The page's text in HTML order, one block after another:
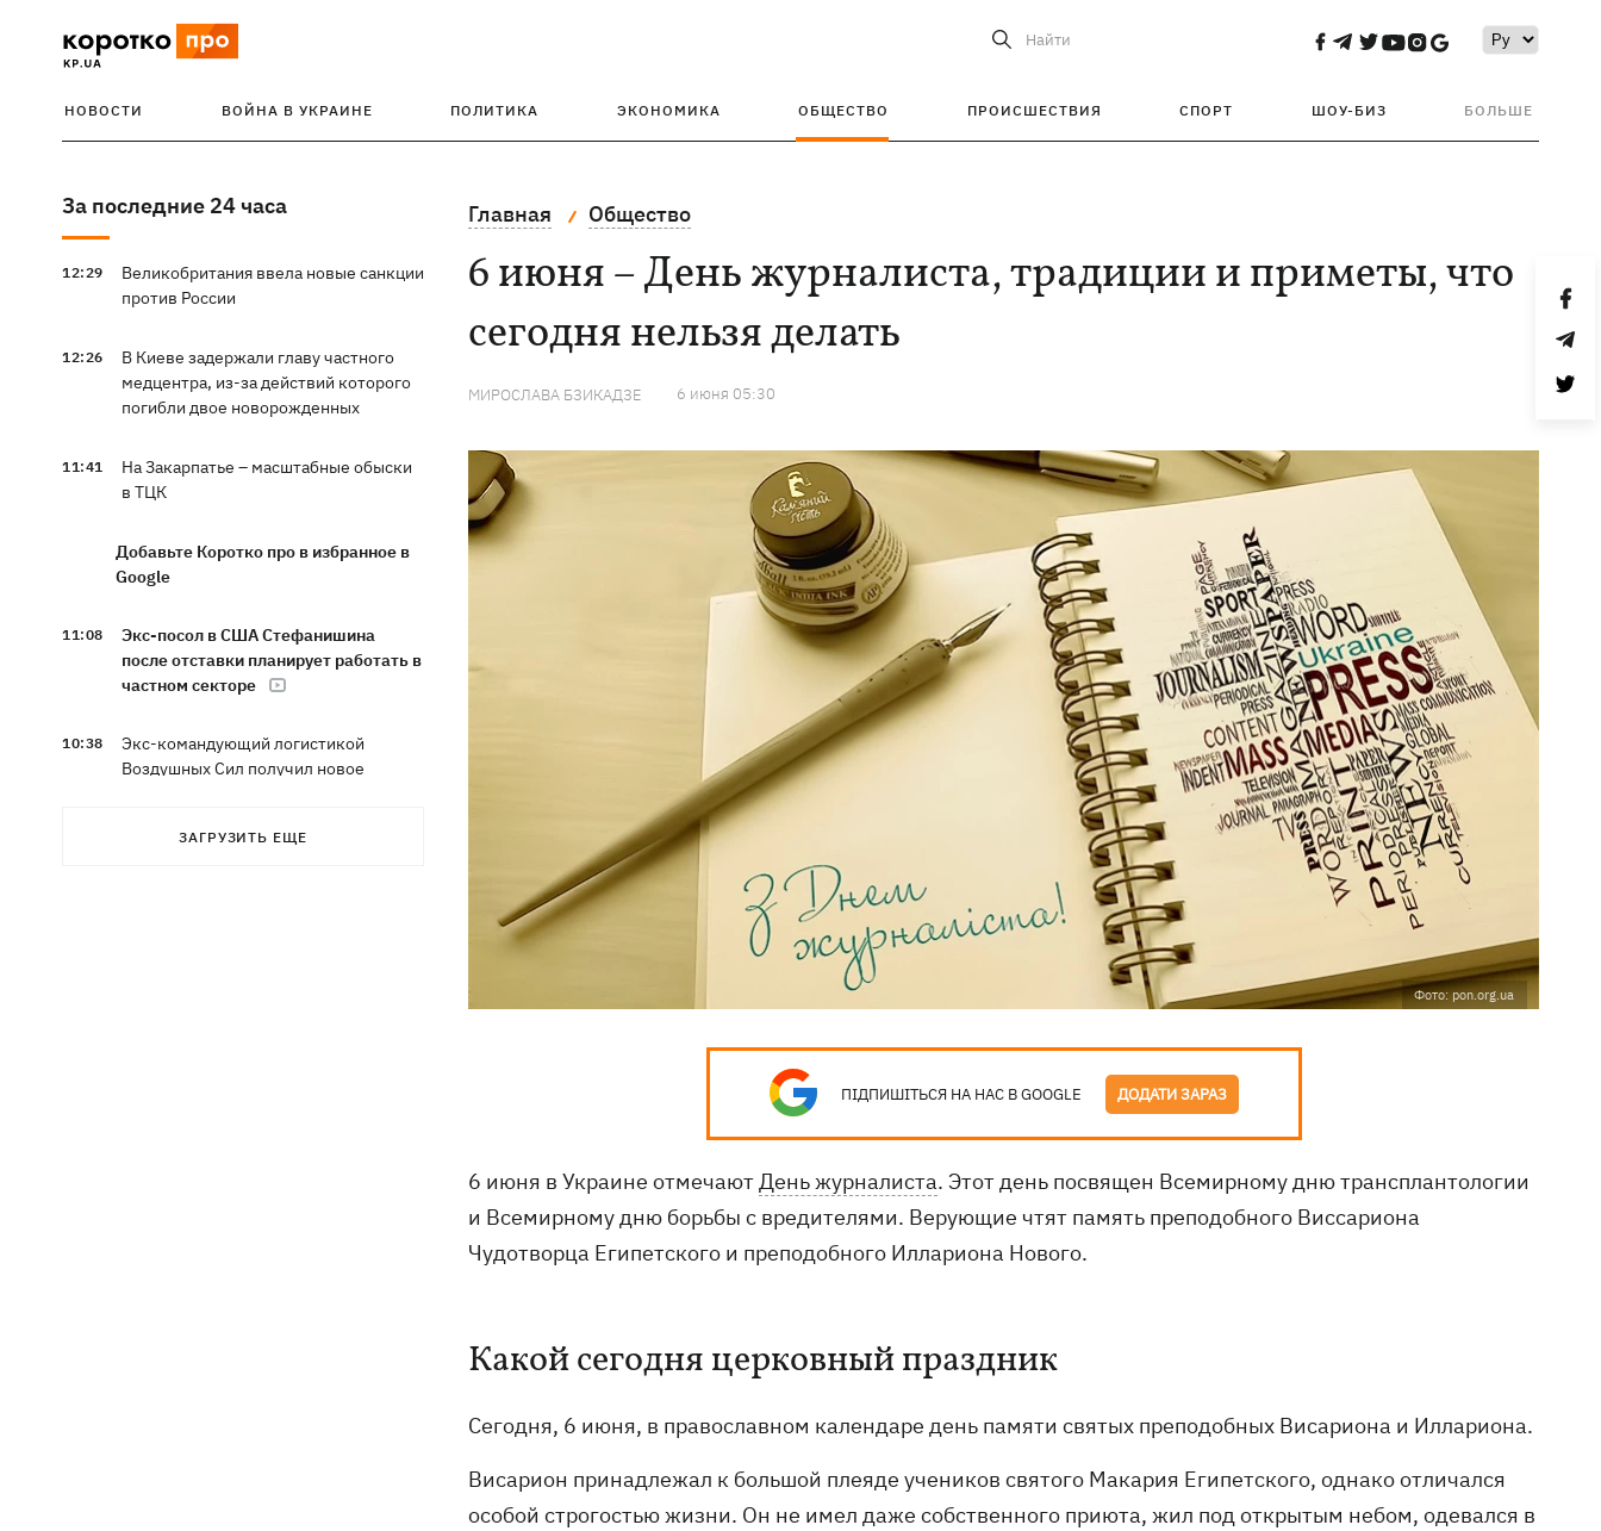
Найти
НОВОСТИ ВОЙНА В УКРАИНЕ ПОЛИТИКА ЭКОНОМИКА ОБЩЕСТВО ПРОИСШЕСТВИЯ СПОРТ ШОУ-БИЗ БОЛЬШЕ
За последние 24 часа
12:29
Великобритания ввела новые санкции
против России
12:26
В Киеве задержали главу частного
медцентра, из-за действий которого
погибли двое новорожденных
11:41
На Закарпатье – масштабные обыски
в ТЦК
Добавьте Коротко про в избранное в
Google
11:08
Экс-посол в США Стефанишина
после отставки планирует работать в
частном секторе
10:38
Экс-командующий логистикой
Воздушных Сил получил новое
ЗАГРУЗИТЬ ЕЩЕ
Главная Общество
6 июня – День журналиста, традиции и приметы, что
сегодня нельзя делать
МИРОСЛАВА БЗИКАДЗЕ 6 июня 05:30
Фото: pon.org.ua
ПІДПИШІТЬСЯ НА НАС В GOOGLE ДОДАТИ ЗАРАЗ
6 июня в Украине отмечаютДень журналиста. Этот день посвящен Всемирному дню трансплантологии
и Всемирному дню борьбы с вредителями. Верующие чтят память преподобного Виссариона
Чудотворца Египетского и преподобного Иллариона Нового.
Какой сегодня церковный праздник
Сегодня, 6 июня, в православном календаре день памяти святых преподобных Висариона и Иллариона.
Висарион принадлежал к большой плеяде учеников святого Макария Египетского, однако отличался
особой строгостью жизни. Он не имел даже собственного приюта, жил под открытым небом, одевался в